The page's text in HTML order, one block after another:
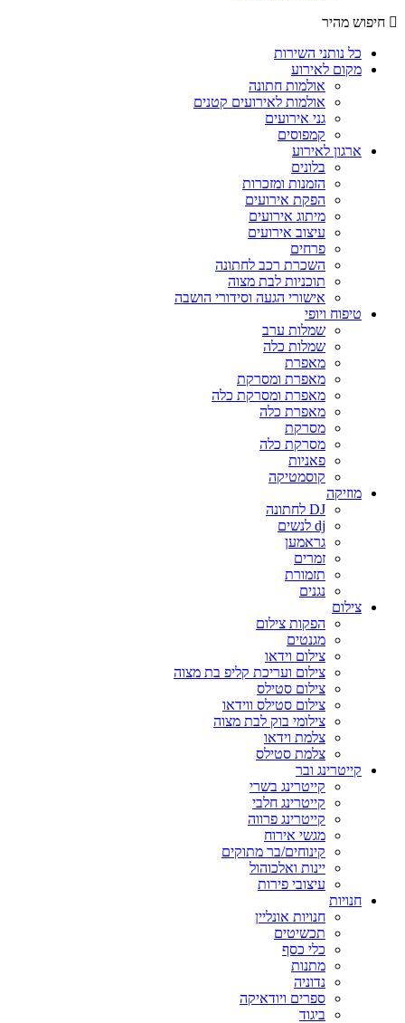
חיפוש מהיר
כל נותני השירות
מקום לאירוע
אולמות חתונה
אולמות לאירועים קטנים
גני אירועים
קמפוסים
ארגון לאירוע
בלונים
הזמנות ומזכרות
הפקת אירועים
מיתוג אירועים
עיצוב אירועים
פרחים
השכרת רכב לחתונה
תוכניות לבת מצוה
אישורי הגעה וסידורי הושבה
טיפוח ויופי
שמלות ערב
שמלות כלה
מאפרת
מאפרת ומסרקת
מאפרת ומסרקת כלה
מאפרת כלה
מסרקת
מסרקת כלה
פאניות
קוסמטיקה
מוזיקה
DJ לחתונה
dj לנשים
גראמען
זמרים
תזמורת
נגנים
צילום
הפקות צילום
מגנטים
צילום וידאו
צילום ועריכת קליפ בת מצוה
צילום סטילס
צילום סטילס ווידאו
צילומי בוק לבת מצוה
צלמת וידאו
צלמת סטילס
קייטרינג ובר
קייטרינג בשרי
קייטרינג חלבי
קייטרינג פרווה
מגשי אירוח
קינוחים/בר מתוקים
יינות ואלכוהול
עיצובי פירות
חנויות
חנויות אונליין
תכשיטים
כלי כסף
מתנות
נדוניה
ספרים ויודאיקה
ביגוד